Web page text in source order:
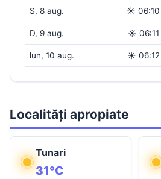
S, 8 aug. ☀ 06:10
D, 9 aug. ☀ 06:11
lun, 10 aug. ☀ 06:12
Localități apropiate
Tunari
31°C